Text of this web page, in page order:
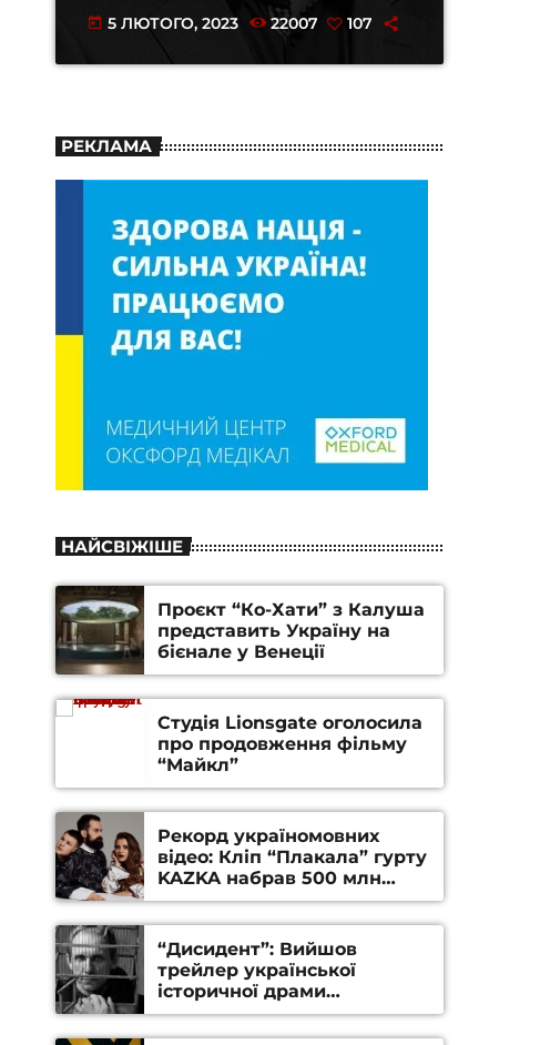
today 5 ЛЮТОГО, 2023 22007 107
РЕКЛАМА
НАЙСВІЖІШЕ
Проєкт “Ко-Хати” з Калуша
представить Україну на
бієнале у Венеції
Студія Lionsgate оголосила
про продовження фільму
“Майкл”
Рекорд україномовних
відео: Кліп “Плакала” гурту
KAZKA набрав 500 млн
переглядів на YouTube
“Дисидент”: Вийшов
трейлер української
історичної драми
Станіслава Гуренка та
Андрія Алфьорова (ВІДЕО)